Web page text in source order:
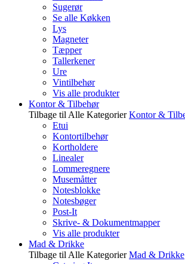
Sugerør
Se alle Køkken
Lys
Magneter
Tæpper
Tallerkener
Ure
Vintilbehør
Vis alle produkter
Kontor & Tilbehør
Tilbage til Alle Kategorier Kontor &
Etui
Kontortilbehør
Kortholdere
Linealer
Lommeregnere
Musemåtter
Notesblokke
Notesbøger
Post-It
Skrive- & Dokumentmapper
Vis alle produkter
Mad & Drikke
Tilbage til Alle Kategorier Mad & Drikke